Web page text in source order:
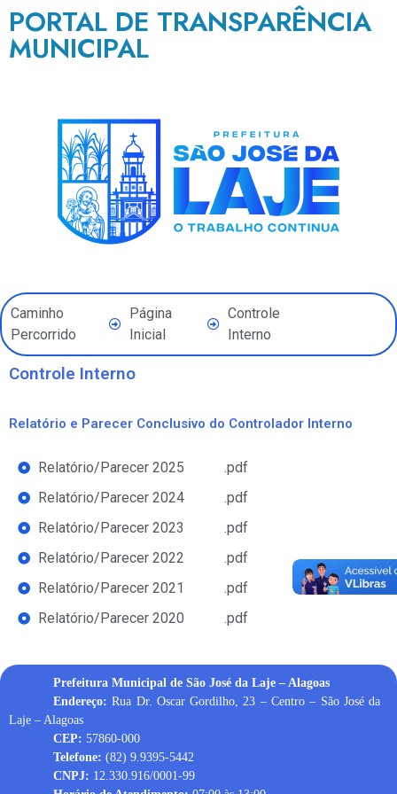
PORTAL DE TRANSPARÊNCIA
MUNICIPAL
Caminho
Percorrido
Página
Inicial
Controle
Interno
Controle Interno
Relatório e Parecer Conclusivo do Controlador Interno
Relatório/Parecer 2025
Relatório/Parecer 2024
Relatório/Parecer 2023
Relatório/Parecer 2022
Relatório/Parecer 2021
Relatório/Parecer 2020
.pdf
.pdf
.pdf
.pdf
.pdf
.pdf
Prefeitura Municipal de São José da Laje – Alagoas
Endereço: Rua Dr. Oscar Gordilho, 23 –Centro – São José da
Laje – Alagoas
CEP: 57860-000
Telefone: (82) 9.9395-5442
CNPJ: 12.330.916/0001-99